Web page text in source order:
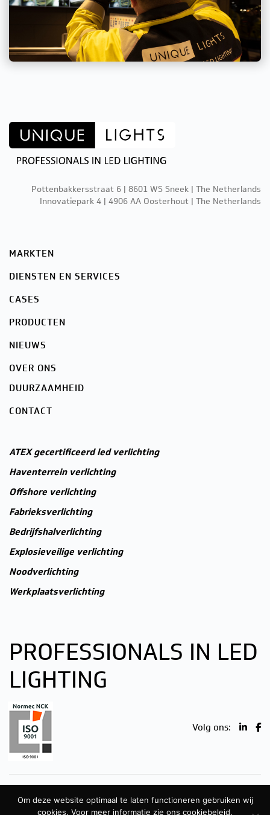
Pottenbakkersstraat 6 | 8601 WS Sneek | The Netherlands
Innovatiepark 4 | 4906 AA Oosterhout | The Netherlands
MARKTEN
DIENSTEN EN SERVICES
CASES
PRODUCTEN
NIEUWS
OVER ONS
DUURZAAMHEID
CONTACT
ATEX gecertificeerd led verlichting
Haventerrein verlichting
Offshore verlichting
Fabrieksverlichting
Bedrijfshalverlichting
Explosieveilige verlichting
Noodverlichting
Werkplaatsverlichting
PROFESSIONALS IN LED
LIGHTING
Volg ons:
Unique Lights 2026 Disclaimer Colofon Contact
Om deze website optimaal te laten functioneren gebruiken wij
cookies. Voor meer informatie zie ons cookiebeleid.